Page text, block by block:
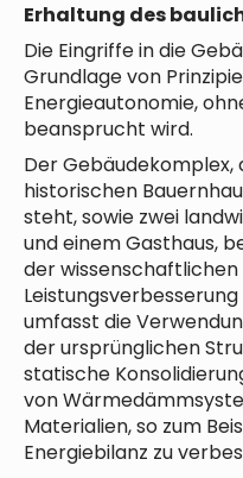
Erhaltung des
Die Eingriffe in die
Grundlage von
Energieautonomie,
beansprucht wird.
Der Gebäudekomplex,
historischen
steht, sowie zwei
und einem Gasthaus,
der
umfasst die
der ursprünglichen
statische
von
Materialien, so zum
Energiebilanz zu